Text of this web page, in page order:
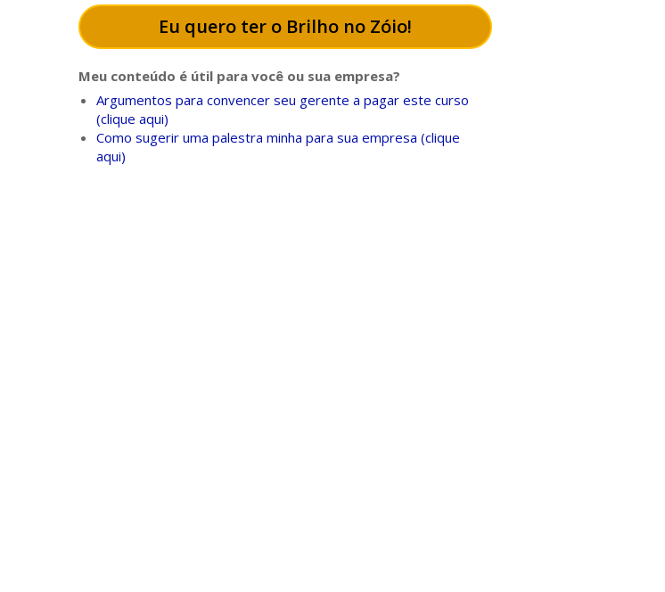
Eu quero ter o Brilho no Zóio!
Meu conteúdo é útil para você ou sua empresa?
Argumentos para convencer seu gerente a pagar este curso
(clique aqui)
Como sugerir uma palestra minha para sua empresa (clique
aqui)